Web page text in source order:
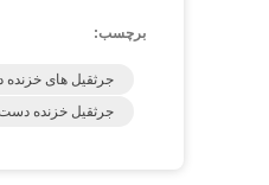
برچسب:
جرثقیل های
جرثقیل خزنده دست دوم با